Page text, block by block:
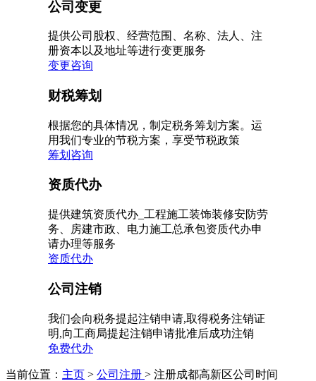
公司变更
提供公司股权、经营范围、名称、法人、注
册资本以及地址等进行变更服务
变更咨询
财税筹划
根据您的具体情况，制定税务筹划方案。运
用我们专业的节税方案，享受节税政策
筹划咨询
资质代办
提供建筑资质代办_工程施工装饰装修安防劳
务、房建市政、电力施工总承包资质代办申
请办理等服务
资质代办
公司注销
我们会向税务提起注销申请,取得税务注销证
明,向工商局提起注销申请批准后成功注销
免费代办
当前位置： 主页 > 公司注册 > 注册成都高新区公司时间